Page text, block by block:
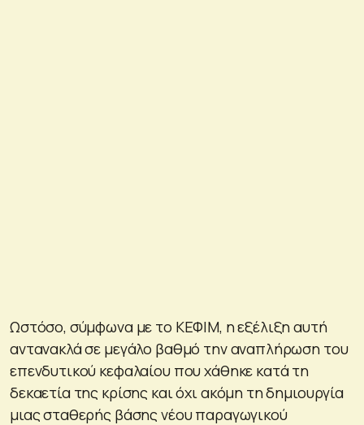
Ωστόσο, σύμφωνα με το ΚΕΦΙΜ, η εξέλιξη αυτή
αντανακλά σε μεγάλο βαθμό την αναπλήρωση του
επενδυτικού κεφαλαίου που χάθηκε κατά τη
δεκαετία της κρίσης και όχι ακόμη τη δημιουργία
μιας σταθερής βάσης νέου παραγωγικού